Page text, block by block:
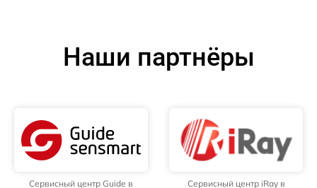
Наши партнёры
Сервисный центр Guide в
Сервисный центр iRay в